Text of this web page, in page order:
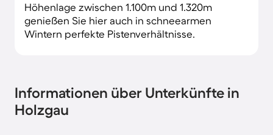
Höhenlage zwischen 1.100m und 1.320m
genießen Sie hier auch in schneearmen
Wintern perfekte Pistenverhältnisse.
Informationen über Unterkünfte in
Holzgau